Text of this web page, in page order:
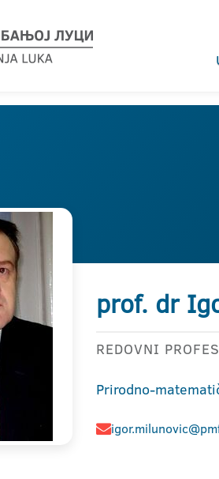
prof. dr
REDOVNI
Prirodno-